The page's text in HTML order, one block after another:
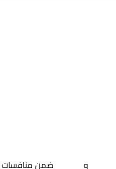
وميلوال ضمن منافسات